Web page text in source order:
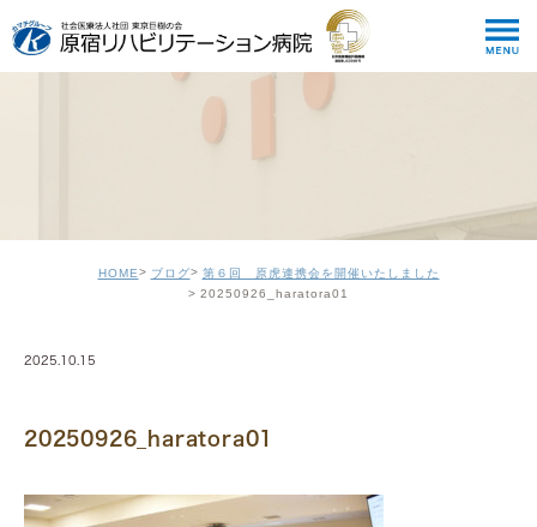
HOME ブログ
第６回 原虎連携会を開催いたしました
20250926_haratora01
2025.10.15
20250926_haratora01